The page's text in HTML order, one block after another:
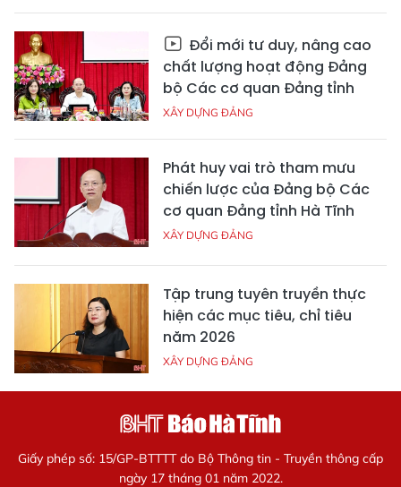
Đổi mới tư duy, nâng cao
chất lượng hoạt động Đảng
bộ Các cơ quan Đảng tỉnh
XÂY DỰNG ĐẢNG
Phát huy vai trò tham mưu
chiến lược của Đảng bộ Các
cơ quan Đảng tỉnh Hà Tĩnh
XÂY DỰNG ĐẢNG
Tập trung tuyên truyền thực
hiện các mục tiêu, chỉ tiêu
năm 2026
XÂY DỰNG ĐẢNG
Giấy phép số: 15/GP-BTTTT do Bộ Thông tin - Truyền thông cấp
ngày 17 tháng 01 năm 2022.